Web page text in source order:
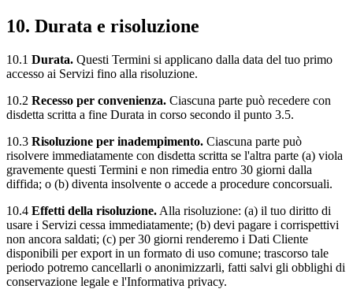
10. Durata e risoluzione
10.1 Durata. Questi Termini si applicano dalla data del tuo primo
accesso ai Servizi fino alla risoluzione.
10.2 Recesso per convenienza. Ciascuna parte può recedere con
disdetta scritta a fine Durata in corso secondo il punto 3.5.
10.3 Risoluzione per inadempimento. Ciascuna parte può
risolvere immediatamente con disdetta scritta se l'altra parte (a) viola
gravemente questi Termini e non rimedia entro 30 giorni dalla
diffida; o (b) diventa insolvente o accede a procedure concorsuali.
10.4 Effetti della risoluzione. Alla risoluzione: (a) il tuo diritto di
usare i Servizi cessa immediatamente; (b) devi pagare i corrispettivi
non ancora saldati; (c) per 30 giorni renderemo i Dati Cliente
disponibili per export in un formato di uso comune; trascorso tale
periodo potremo cancellarli o anonimizzarli, fatti salvi gli obblighi di
conservazione legale e l'Informativa privacy.